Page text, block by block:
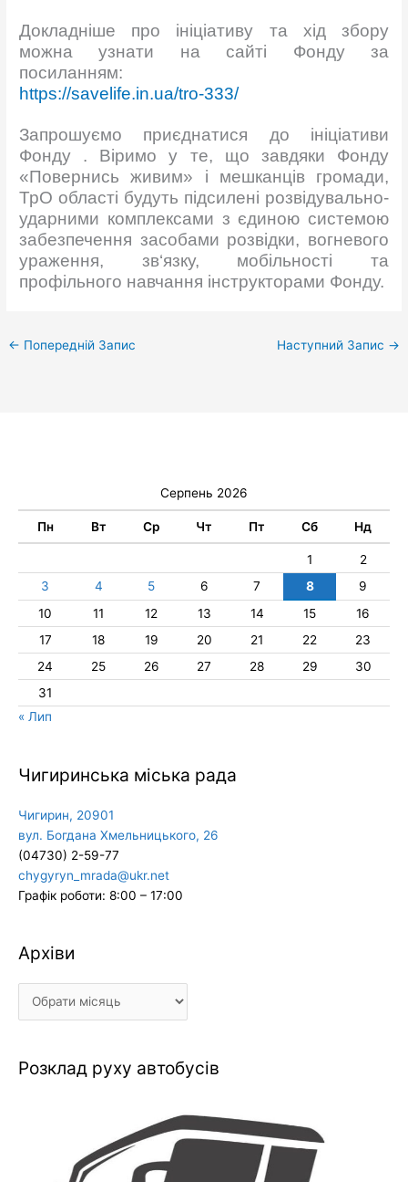
Докладніше про ініціативу та хід збору
можна узнати на сайті Фонду за
посиланням:
https://savelife.in.ua/tro-333/
Запрошуємо приєднатися до ініціативи
Фонду . Віримо у те, що завдяки Фонду
«Повернись живим» і мешканців громади,
ТрО області будуть підсилені розвідувально-
ударними комплексами з єдиною системою
забезпечення засобами розвідки, вогневого
ураження, зв‘язку, мобільності та
профільного навчання інструкторами Фонду.
← Попередній Запис Наступний Запис →
Серпень 2026
Пн Вт Ср Чт Пт Сб Нд
1
2
3
4 5 6 7 8
9
10
11 12 13 14 15
16
17
18 19 20 21 22
23
24
25 26 27 28 29
30
31
« Лип
Чигиринська міська рада
Чигирин, 20901
вул. Богдана Хмельницького, 26
(04730) 2-59-77
chygyryn_mrada@ukr.net
Графік роботи: 8:00 – 17:00
Архіви
Архіви
Розклад руху автобусів